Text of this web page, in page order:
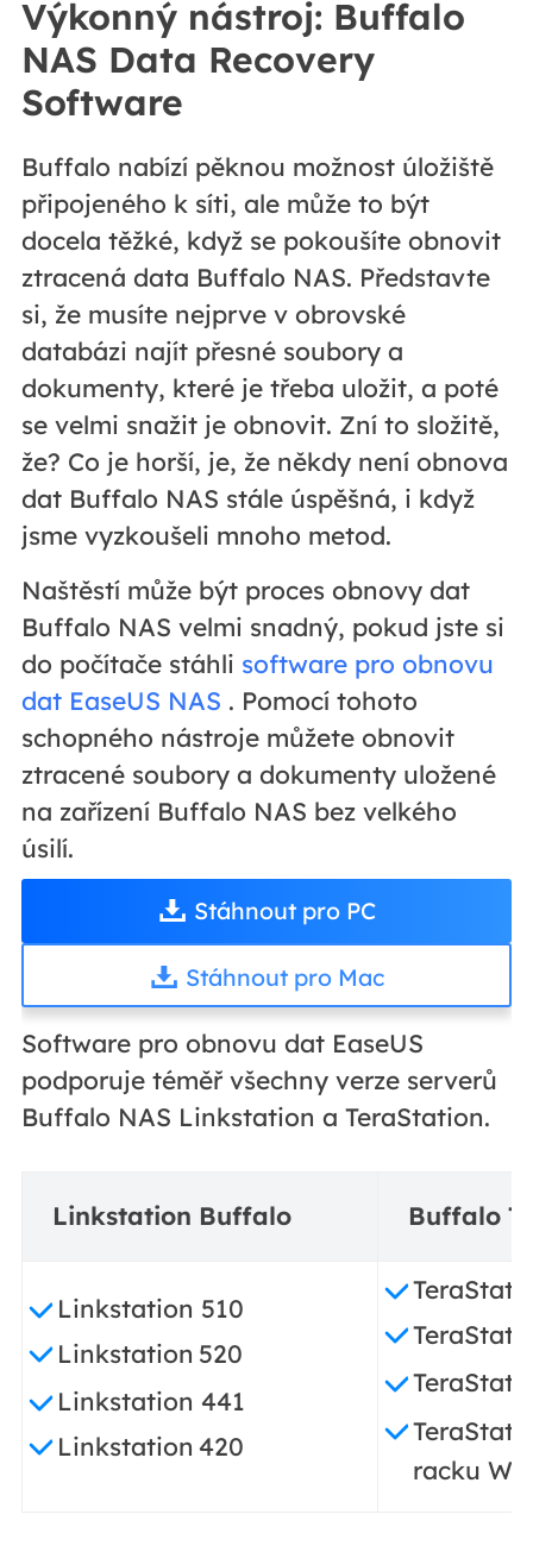
Výkonný nástroj: Buffalo
NAS Data Recovery
Software
Buffalo nabízí pěknou možnost úložiště
připojeného k síti, ale může to být
docela těžké, když se pokoušíte obnovit
ztracená data Buffalo NAS. Představte
si, že musíte nejprve v obrovské
databázi najít přesné soubory a
dokumenty, které je třeba uložit, a poté
se velmi snažit je obnovit. Zní to složitě,
že? Co je horší, je, že někdy není obnova
dat Buffalo NAS stále úspěšná, i když
jsme vyzkoušeli mnoho metod.
Naštěstí může být proces obnovy dat
Buffalo NAS velmi snadný, pokud jste si
do počítače stáhli software pro obnovu
dat EaseUS NAS . Pomocí tohoto
schopného nástroje můžete obnovit
ztracené soubory a dokumenty uložené
na zařízení Buffalo NAS bez velkého
úsilí.
Stáhnout pro PC
Stáhnout pro Mac
Software pro obnovu dat EaseUS
podporuje téměř všechny verze serverů
Buffalo NAS Linkstation a TeraStation.
Linkstation Buffalo Buffalo
Linkstation 510
Linkstation 520
Linkstation 441
Linkstation 420
racku